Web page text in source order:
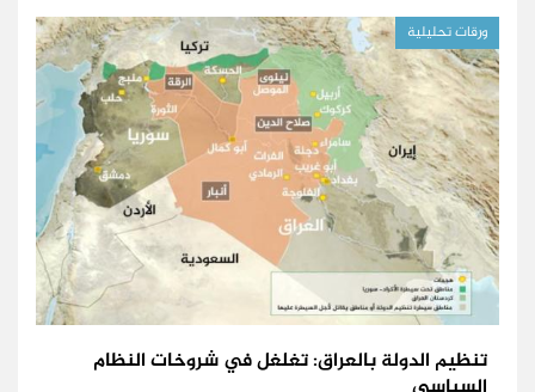
ورقات تحليلية
تنظيم الدولة بالعراق: تغلغل في شروخات النظام